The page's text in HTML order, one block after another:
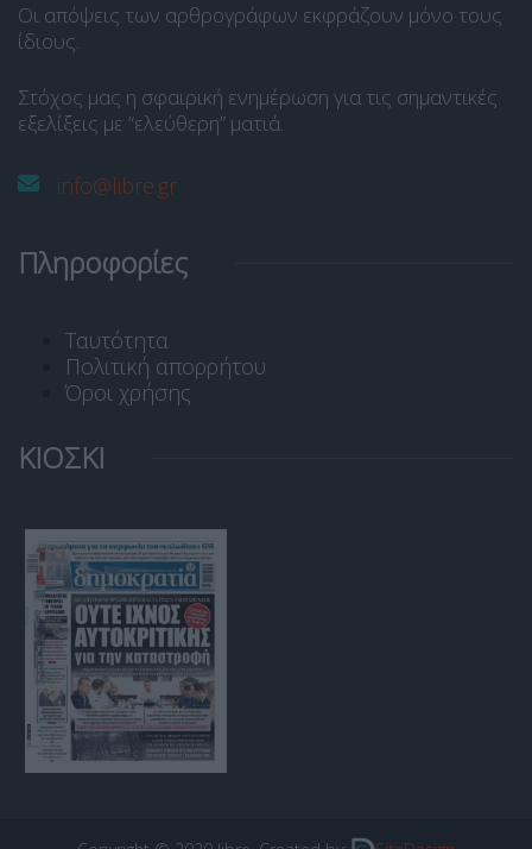
Οι απόψεις των αρθρογράφων εκφράζουν μόνο τους
ίδιους.
Στόχος μας η σφαιρική ενημέρωση για τις σημαντικές
εξελίξεις με “ελεύθερη” ματιά.
info@libre.gr
Πληροφορίες
Ταυτότητα
Πολιτική απορρήτου
Όροι χρήσης
ΚΙΟΣΚΙ